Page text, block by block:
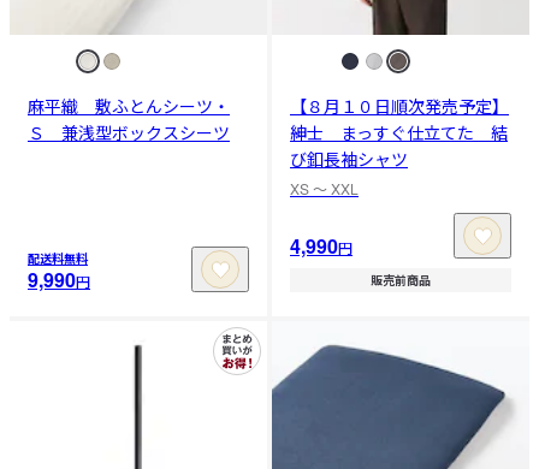
麻平織 敷ふとんシーツ・
Ｓ 兼浅型ボックスシーツ
配送料無料
9,990円
【８月１０日順次発売予定】
紳士 まっすぐ仕立てた 結
び釦長袖シャツ
XS 〜 XXL
4,990円
販売前商品